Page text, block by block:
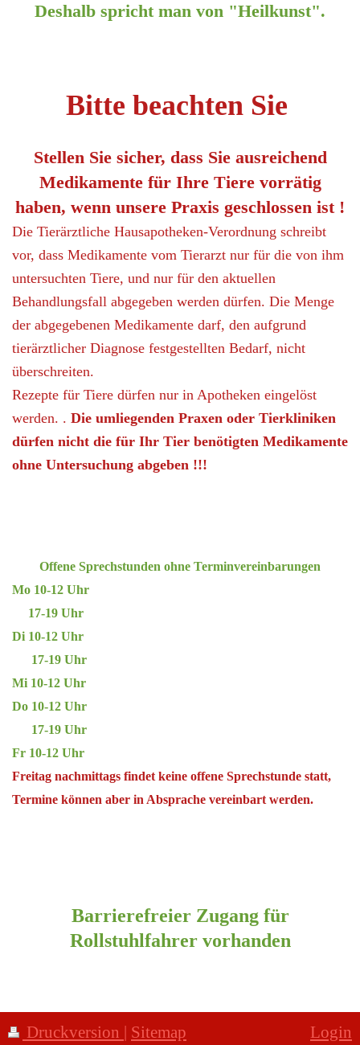
Deshalb spricht man von "Heilkunst".
Bitte beachten Sie
Stellen Sie sicher, dass Sie ausreichend
Medikamente für Ihre Tiere vorrätig
haben, wenn unsere Praxis geschlossen ist !
Die Tierärztliche Hausapotheken-Verordnung schreibt
vor, dass Medikamente vom Tierarzt nur für die von ihm
untersuchten Tiere, und nur für den aktuellen
Behandlungsfall abgegeben werden dürfen. Die Menge
der abgegebenen Medikamente darf, den aufgrund
tierärztlicher Diagnose festgestellten Bedarf, nicht
überschreiten.
Rezepte für Tiere dürfen nur in Apotheken eingelöst
werden. . Die umliegenden Praxen oder Tierkliniken
dürfen nicht die für Ihr Tier benötigten Medikamente
ohne Untersuchung abgeben !!!
Offene Sprechstunden ohne Terminvereinbarungen
Mo 10-12 Uhr
17-19 Uhr
Di 10-12 Uhr
17-19 Uhr
Mi 10-12 Uhr
Do 10-12 Uhr
17-19 Uhr
Fr 10-12 Uhr
Freitag nachmittags findet keine offene Sprechstunde statt,
Termine können aber in Absprache vereinbart werden.
Barrierefreier Zugang für
Rollstuhlfahrer vorhanden
Druckversion | Sitemap Login